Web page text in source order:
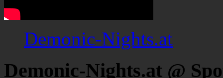
Demonic-Nights.at
Demonic-Nights.at @